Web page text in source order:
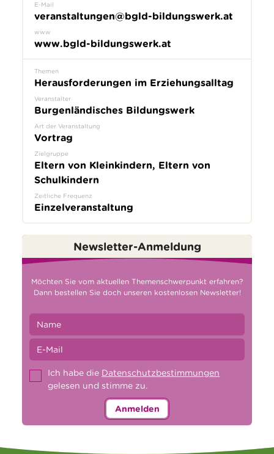
E-Mail
veranstaltungen@bgld-bildungswerk.at
www
www.bgld-bildungswerk.at
Themen
Herausforderungen im Erziehungsalltag
Veranstalter
Burgenländisches Bildungswerk
Art der Veranstaltung
Vortrag
Zielgruppe
Eltern von Kleinkindern, Eltern von
Schulkindern
Zeitliche Frequenz
Einzelveranstaltung
Newsletter-Anmeldung
Möchten Sie vom aktuellen Themenschwerpunkt erfahren?
Dann bestellen Sie doch unseren kostenlosen Newsletter!
Ich habe die Datenschutzbestimmungen
gelesen und stimme zu.
Anmelden